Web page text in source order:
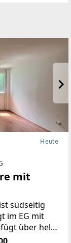
Heute
mit
südseitig
im EG mit
über helle
mit